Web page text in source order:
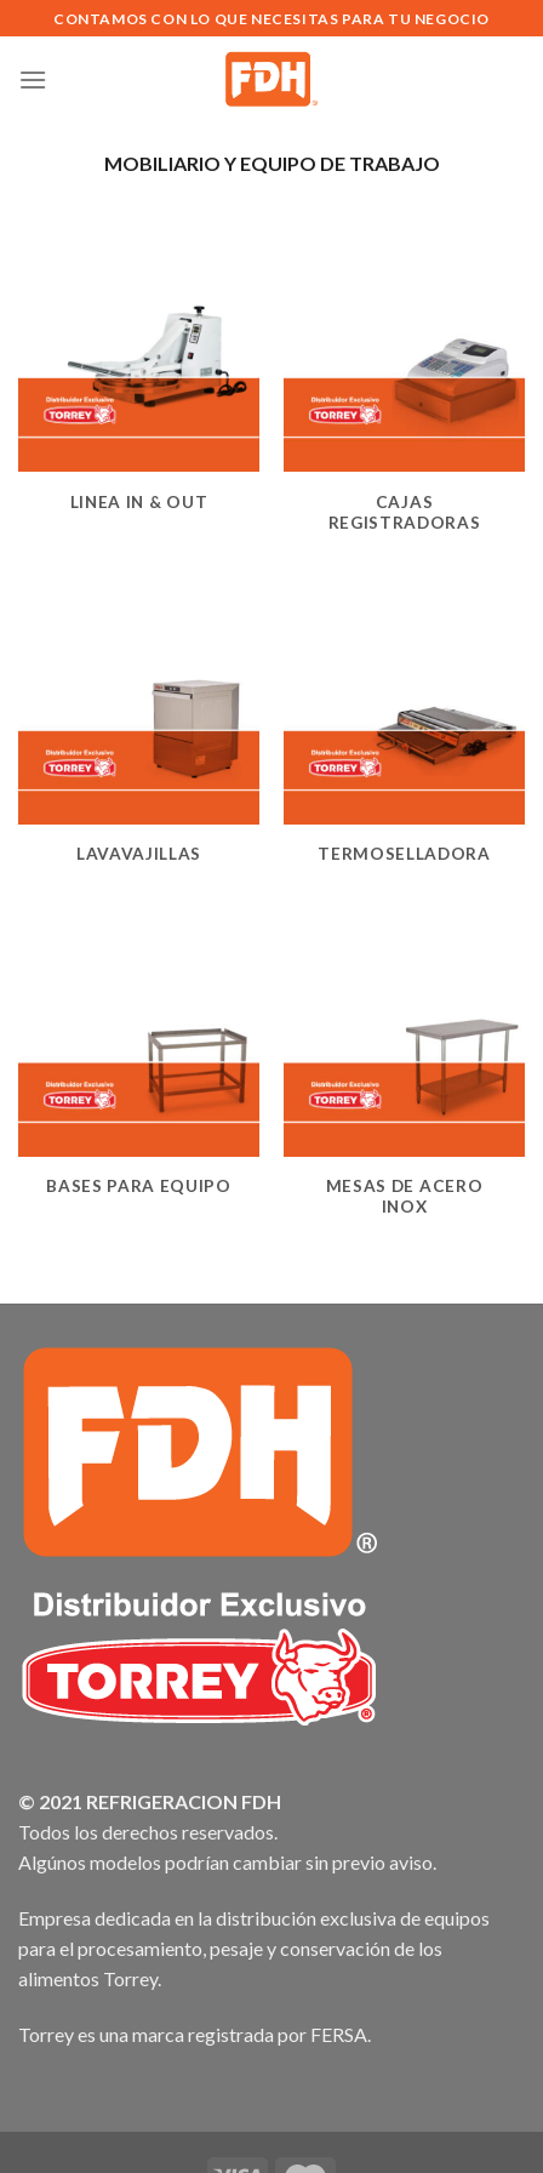
al
contenido
CONTAMOS CON LO QUE NECESITAS PARA TU NEGOCIO
MOBILIARIO Y EQUIPO DE TRABAJO
LINEA IN & OUT
CAJAS
REGISTRADORAS
LAVAVAJILLAS TERMOSELLADORA
BASES PARA EQUIPO
MESAS DE ACERO
INOX
© 2021 REFRIGERACION FDH
Todos los derechos reservados.
Algúnos modelos podrían cambiar sin previo aviso.
Empresa dedicada en la distribución exclusiva de equipos
para el procesamiento, pesaje y conservación de los
alimentos Torrey.
Torrey es una marca registrada por FERSA.